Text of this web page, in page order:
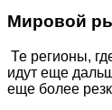
Мировой
Те регионы,
идут еще
еще более